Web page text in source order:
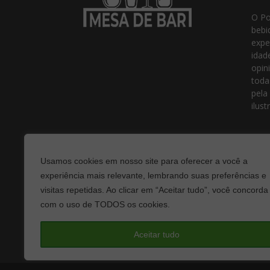
Usamos cookies em nosso site para oferecer a você a
experiência mais relevante, lembrando suas preferências e
visitas repetidas. Ao clicar em “Aceitar tudo”, você concorda
com o uso de TODOS os cookies.
Aceitar tudo
O